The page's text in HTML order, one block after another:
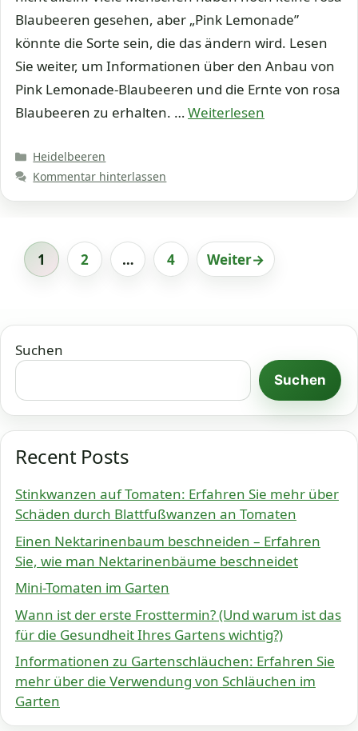
Blaubeeren gesehen, aber „Pink Lemonade”
könnte die Sorte sein, die das ändern wird. Lesen
Sie weiter, um Informationen über den Anbau von
Pink Lemonade-Blaubeeren und die Ernte von rosa
Blaubeeren zu erhalten. …Weiterlesen
Kategorien
Heidelbeeren
Kommentar hinterlassen
Seite
1 Seite
2 … Seite
4 Weiter→
Suchen
Suchen
Recent Posts
Stinkwanzen auf Tomaten: Erfahren Sie mehr über
Schäden durch Blattfußwanzen an Tomaten
Einen Nektarinenbaum beschneiden – Erfahren
Sie, wie man Nektarinenbäume beschneidet
Mini-Tomaten im Garten
Wann ist der erste Frosttermin? (Und warum ist das
für die Gesundheit Ihres Gartens wichtig?)
Informationen zu Gartenschläuchen: Erfahren Sie
mehr über die Verwendung von Schläuchen im
Garten